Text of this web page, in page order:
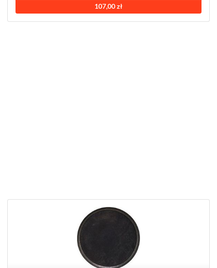
107,00 zł